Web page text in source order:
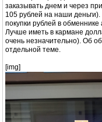
заказывать днем и через
105 рублей на наши
покупки рублей в
Лучше иметь в кармане
очень незначительно). Об
отдельной теме.
[img]